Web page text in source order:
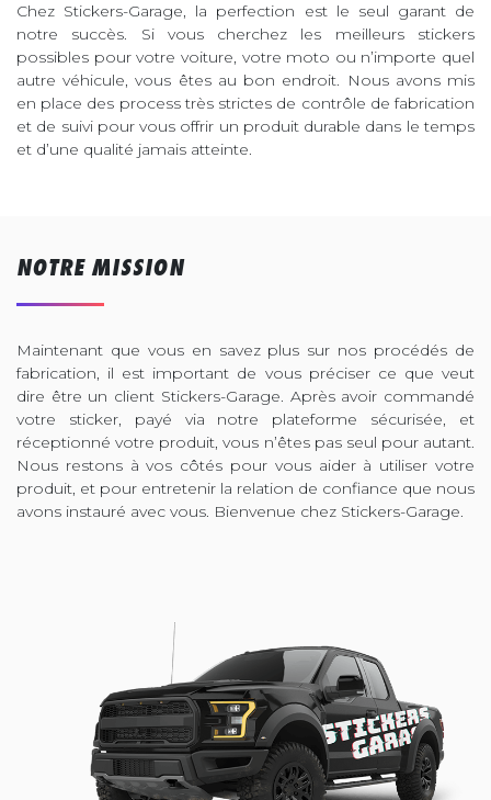
Chez Stickers-Garage, la perfection est le seul garant de
notre succès. Si vous cherchez les meilleurs stickers
possibles pour votre voiture, votre moto ou n’importe quel
autre véhicule, vous êtes au bon endroit. Nous avons mis
en place des process très strictes de contrôle de fabrication
et de suivi pour vous offrir un produit durable dans le temps
et d’une qualité jamais atteinte.
NOTRE MISSION
Maintenant que vous en savez plus sur nos procédés de
fabrication, il est important de vous préciser ce que veut
dire être un client Stickers-Garage. Après avoir commandé
votre sticker, payé via notre plateforme sécurisée, et
réceptionné votre produit, vous n’êtes pas seul pour autant.
Nous restons à vos côtés pour vous aider à utiliser votre
produit, et pour entretenir la relation de confiance que nous
avons instauré avec vous. Bienvenue chez Stickers-Garage.